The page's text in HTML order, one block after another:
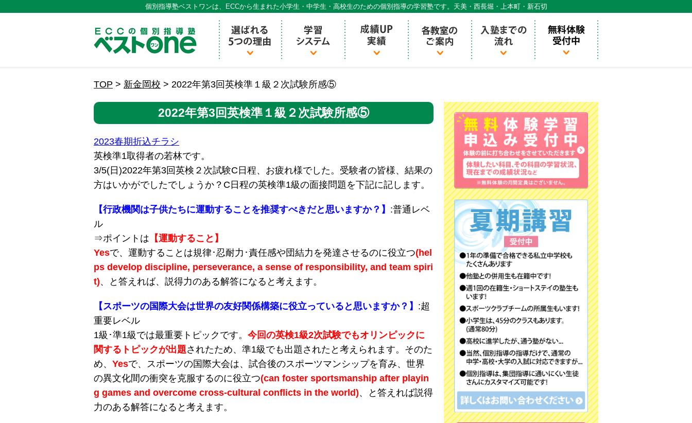
個別指導塾ベストワンは、ECCから生まれた小学生・中学生・高校生のための個別指導の学習塾です。天美・西長堀・上本町・新石切
ECCの個別指導ECCベストワン
TOP > 新金岡校 > 2022年第3回英検準１級２次試験所感⑤
2022年第3回英検準１級２次試験所感⑤
2023春期折込チラシ
英検準1取得者の若林です。
3/5(日)2022年第3回英検２次試験C日程、お疲れ様でした。受験者の皆様、結果の
方はいかがでしたでしょうか？C日程の英検準1級の面接問題を下記に記します。
【行政機関は子供たちに運動することを推奨すべきだと思いますか？】 :普通レベ
ル
⇒ポイントは 【運動すること】
Yesで、運動することは規律･忍耐力･責任感や団結力を発達させるのに役立つ(hel
ps develop discipline, perseverance, a sense of responsibility, and team spiri
t)、と答えれば、説得力のある解答になると考えます。
【スポーツの国際大会は世界の友好関係構築に役立っていると思いますか？】 :超
重要レベル
1級･準1級では最重要トピックです。 今回の英検1級2次試験でもオリンピックに
関するトピックが出題されたため、準1級でも出題されたと考えられます。そのた
め、 Yesで、スポーツの国際大会は、試合後のスポーツマンシップを育み、世界
の異文化間の衝突を克服するのに役立つ(can foster sportsmanship after playin
g games and overcome cross-cultural conflicts in the world)、と答えれば説得
力のある解答になると考えます。